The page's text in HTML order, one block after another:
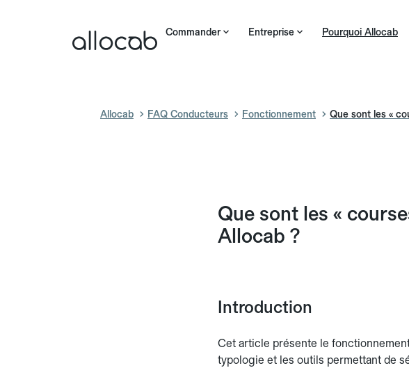
Commander Entreprise Pourquoi Allocab
Allocab FAQ Conducteurs Fonctionnement Que sont les «
Que sont les «
Allocab ?
Introduction
Cet article présente le
typologie et les outils permettant de